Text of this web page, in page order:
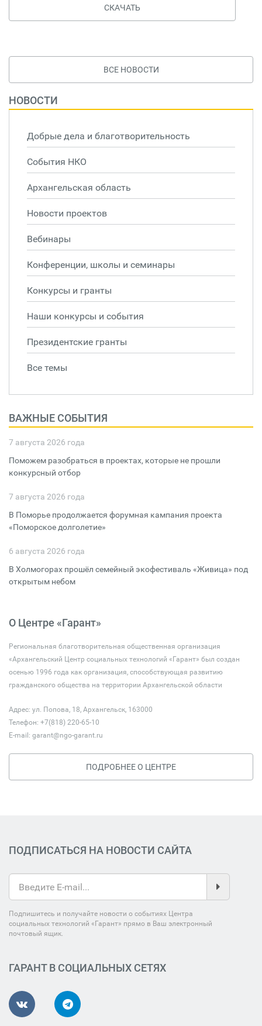
СКАЧАТЬ
ВСЕ НОВОСТИ
НОВОСТИ
Добрые дела и благотворительность
События НКО
Архангельская область
Новости проектов
Вебинары
Конференции, школы и семинары
Конкурсы и гранты
Наши конкурсы и события
Президентские гранты
Все темы
ВАЖНЫЕ СОБЫТИЯ
7 августа 2026 года
Поможем разобраться в проектах, которые не прошли
конкурсный отбор
7 августа 2026 года
В Поморье продолжается форумная кампания проекта
«Поморское долголетие»
6 августа 2026 года
В Холмогорах прошёл семейный экофестиваль «Живица» под
открытым небом
О Центре «Гарант»
Региональная благотворительная общественная организация
«Архангельский Центр социальных технологий «Гарант» был создан
осенью 1996 года как организация, способствующая развитию
гражданского общества на территории Архангельской области
Адрес: ул. Попова, 18, Архангельск, 163000
Телефон: +7(818) 220-65-10
E-mail: garant@ngo-garant.ru
ПОДРОБНЕЕ О ЦЕНТРЕ
ПОДПИСАТЬСЯ НА НОВОСТИ САЙТА
Подпишитесь и получайте новости о событиях Центра
социальных технологий «Гарант» прямо в Ваш электронный
почтовый ящик.
ГАРАНТ В СОЦИАЛЬНЫХ СЕТЯХ